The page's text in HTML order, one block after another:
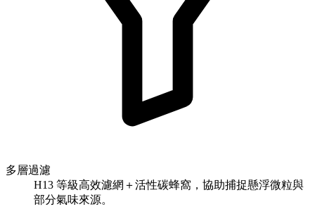
多層過濾
H13 等級高效濾網＋活性碳蜂窩，協助捕捉懸浮微粒與
部分氣味來源。